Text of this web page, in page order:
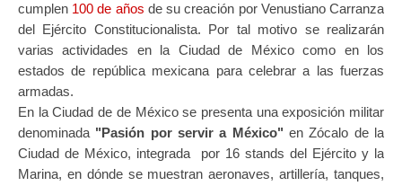
cumplen 100 de años de su creación por Venustiano Carranza
del Ejército Constitucionalista. Por tal motivo se realizarán
varias actividades en la Ciudad de México como en los
estados de república mexicana para celebrar a las fuerzas
armadas.
En la Ciudad de de México se presenta una exposición militar
denominada "Pasión por servir a México" en Zócalo de la
Ciudad de México, integrada por 16 stands del Ejército y la
Marina, en dónde se muestran aeronaves, artillería, tanques,